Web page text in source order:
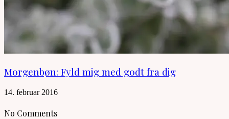
Morgenbøn: Fyld mig med godt fra dig
14. februar 2016
No Comments